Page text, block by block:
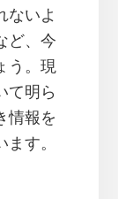
ないよ
ど、今
う。現
て明ら
情報を
す。